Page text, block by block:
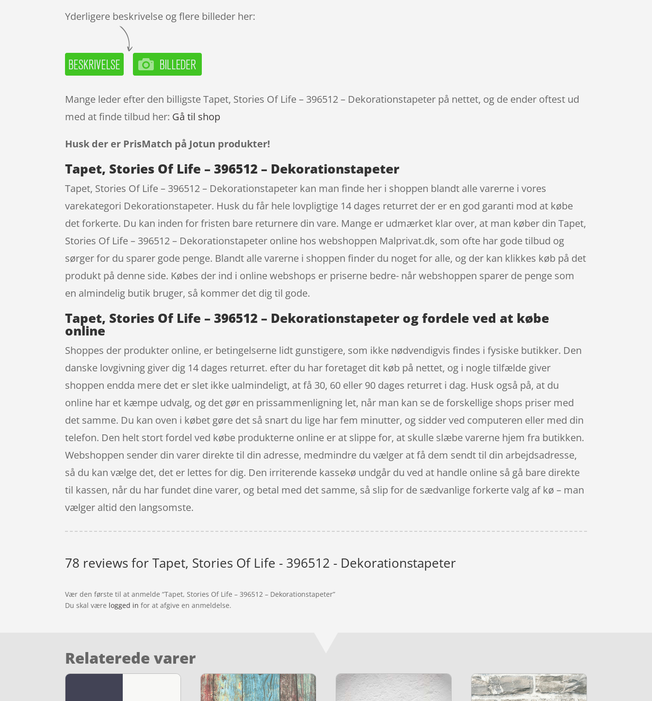
Yderligere beskrivelse og flere billeder her:
Mange leder efter den billigste Tapet, Stories Of Life – 396512 – Dekorationstapeter på nettet, og de ender oftest ud
med at finde tilbud her: Gå til shop
Husk der er PrisMatch på Jotun produkter!
Tapet, Stories Of Life – 396512 – Dekorationstapeter
Tapet, Stories Of Life – 396512 – Dekorationstapeter kan man finde her i shoppen blandt alle varerne i vores
varekategori Dekorationstapeter. Husk du får hele lovpligtige 14 dages returret der er en god garanti mod at købe
det forkerte. Du kan inden for fristen bare returnere din vare. Mange er udmærket klar over, at man køber din Tapet,
Stories Of Life – 396512 – Dekorationstapeter online hos webshoppen Malprivat.dk, som ofte har gode tilbud og
sørger for du sparer gode penge. Blandt alle varerne i shoppen finder du noget for alle, og der kan klikkes køb på det
produkt på denne side. Købes der ind i online webshops er priserne bedre- når webshoppen sparer de penge som
en almindelig butik bruger, så kommer det dig til gode.
Tapet, Stories Of Life – 396512 – Dekorationstapeter og fordele ved at købe
online
Shoppes der produkter online, er betingelserne lidt gunstigere, som ikke nødvendigvis findes i fysiske butikker. Den
danske lovgivning giver dig 14 dages returret. efter du har foretaget dit køb på nettet, og i nogle tilfælde giver
shoppen endda mere det er slet ikke ualmindeligt, at få 30, 60 eller 90 dages returret i dag. Husk også på, at du
online har et kæmpe udvalg, og det gør en prissammenligning let, når man kan se de forskellige shops priser med
det samme. Du kan oven i købet gøre det så snart du lige har fem minutter, og sidder ved computeren eller med din
telefon. Den helt stort fordel ved købe produkterne online er at slippe for, at skulle slæbe varerne hjem fra butikken.
Webshoppen sender din varer direkte til din adresse, medmindre du vælger at få dem sendt til din arbejdsadresse,
så du kan vælge det, det er lettes for dig. Den irriterende kassekø undgår du ved at handle online så gå bare direkte
til kassen, når du har fundet dine varer, og betal med det samme, så slip for de sædvanlige forkerte valg af kø – man
vælger altid den langsomste.
78 reviews forTapet, Stories Of Life - 396512 - Dekorationstapeter
Vær den første til at anmelde “Tapet, Stories Of Life – 396512 – Dekorationstapeter”
Du skal være logged in for at afgive en anmeldelse.
Relaterede varer